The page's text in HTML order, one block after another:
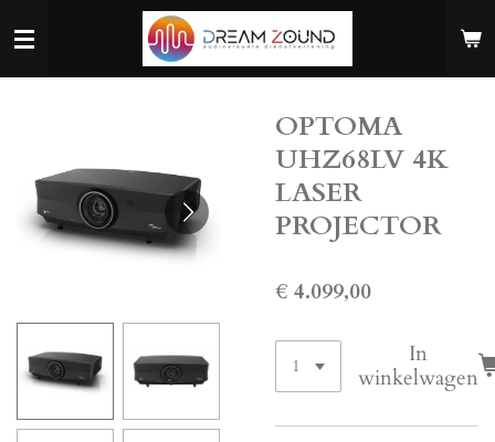
direct
OPTOMA
UHZ68LV 4K
LASER
PROJECTOR
€ 4.099,00
In
winkelwagen